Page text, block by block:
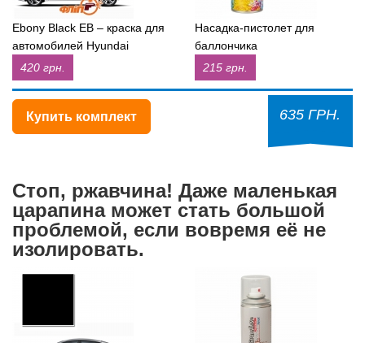
Ebony Black EB – краска для
автомобилей Hyundai
420 грн.
Насадка-пистолет для
баллончика
215 грн.
Купить комплект 635 ГРН.
Стоп, ржавчина! Даже маленькая
царапина может стать большой
проблемой, если вовремя её не
изолировать.